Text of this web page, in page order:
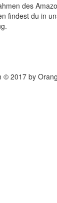
des
findest du in
© 2017 by